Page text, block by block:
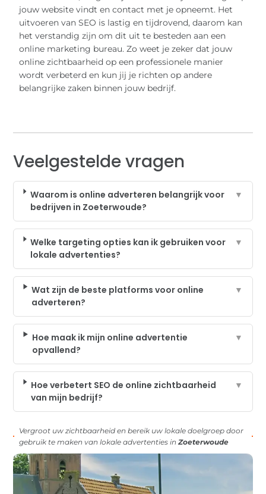
jouw website vindt en contact met je opneemt. Het
uitvoeren van SEO is lastig en tijdrovend, daarom kan
het verstandig zijn om dit uit te besteden aan een
online marketing bureau. Zo weet je zeker dat jouw
online zichtbaarheid op een professionele manier
wordt verbeterd en kun jij je richten op andere
belangrijke zaken binnen jouw bedrijf.
Veelgestelde vragen
Waarom is online adverteren belangrijk voor
bedrijven in Zoeterwoude?
▼
Welke targeting opties kan ik gebruiken voor
lokale advertenties?
▼
Wat zijn de beste platforms voor online
adverteren?
▼
Hoe maak ik mijn online advertentie
opvallend?
▼
Hoe verbetert SEO de online zichtbaarheid
van mijn bedrijf?
▼
Vergroot uw zichtbaarheid en bereik uw lokale doelgroep door
gebruik te maken van lokale advertenties inZoeterwoude